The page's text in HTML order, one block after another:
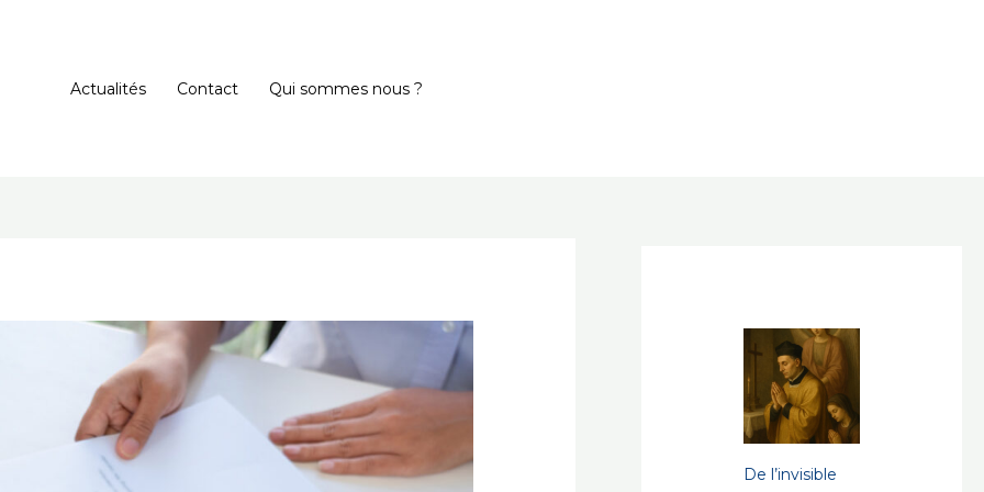
Actualités
Contact Qui sommes nous ?
De l’invisible